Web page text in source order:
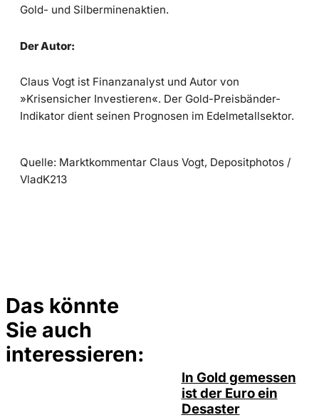
Gold- und Silberminenaktien.
Der Autor:
Claus Vogt ist Finanzanalyst und Autor von
»Krisensicher Investieren«. Der Gold-Preisbänder-
Indikator dient seinen Prognosen im Edelmetallsektor.
Quelle: Marktkommentar Claus Vogt, Depositphotos /
VladK213
Das könnte
Sie auch
interessieren:
In Gold gemessen
ist der Euro ein
Desaster